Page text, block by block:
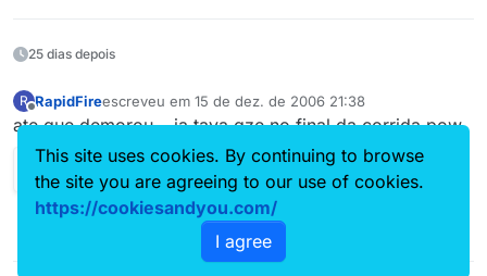
25 dias depois
R RapidFireescreveu em 15 de dez. de 2006 21:38
última edição por
ate que demorou… ja tava qze no final da corrida pow
This site uses cookies. By continuing to browse
the site you are agreeing to our use of cookies.
https://cookiesandyou.com/
I agree